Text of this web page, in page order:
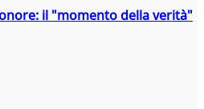
il "momento della verità"